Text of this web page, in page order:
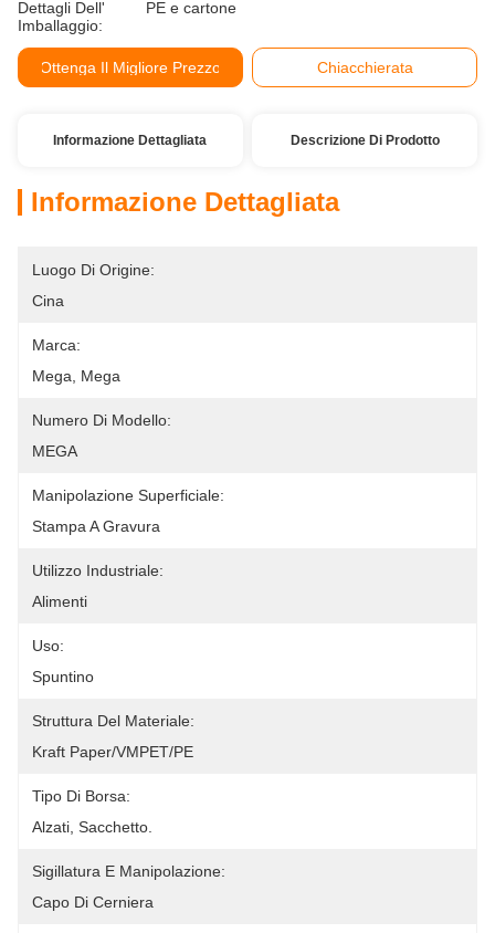
Dettagli Dell'
Imballaggio:
PE e cartone
Ottenga Il Migliore Prezzo Chiacchierata
Informazione Dettagliata Descrizione Di Prodotto
Informazione Dettagliata
Luogo Di Origine:
Cina
Marca:
Mega, Mega
Numero Di Modello:
MEGA
Manipolazione Superficiale:
Stampa A Gravura
Utilizzo Industriale:
Alimenti
Uso:
Spuntino
Struttura Del Materiale:
Kraft Paper/VMPET/PE
Tipo Di Borsa:
Alzati, Sacchetto.
Sigillatura E Manipolazione:
Capo Di Cerniera